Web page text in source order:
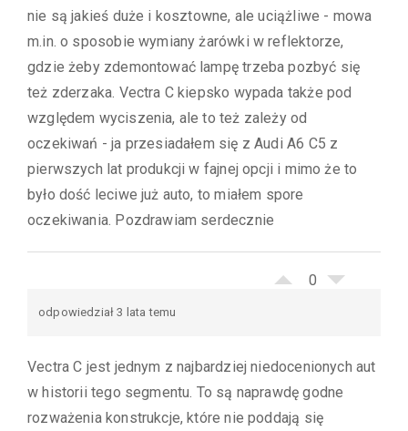
nie są jakieś duże i kosztowne, ale uciążliwe - mowa
m.in. o sposobie wymiany żarówki w reflektorze,
gdzie żeby zdemontować lampę trzeba pozbyć się
też zderzaka. Vectra C kiepsko wypada także pod
względem wyciszenia, ale to też zależy od
oczekiwań - ja przesiadałem się z Audi A6 C5 z
pierwszych lat produkcji w fajnej opcji i mimo że to
było dość leciwe już auto, to miałem spore
oczekiwania. Pozdrawiam serdecznie
0
odpowiedział 3 lata temu
Vectra C jest jednym z najbardziej niedocenionych aut
w historii tego segmentu. To są naprawdę godne
rozważenia konstrukcje, które nie poddają się